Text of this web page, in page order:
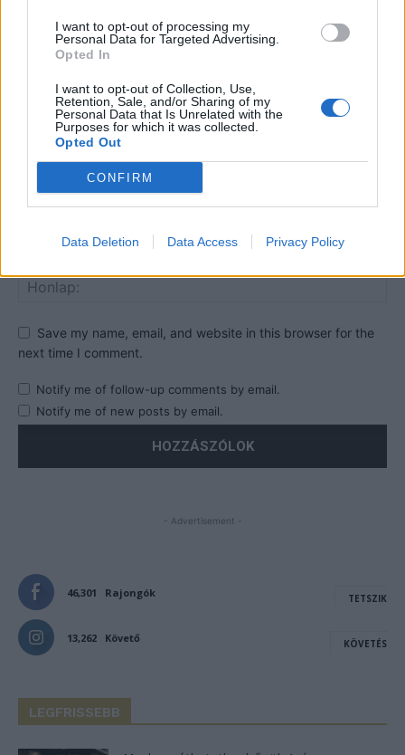
I want to opt-out of processing my
Personal Data for Targeted Advertising.
Opted In
I want to opt-out of Collection, Use,
Retention, Sale, and/or Sharing of my
Personal Data that Is Unrelated with the
Purposes for which it was collected.
Opted Out
CONFIRM
Data Deletion Data Access Privacy Policy
Save my name, email, and website in this browser for the
next time I comment.
Notify me of follow-up comments by email.
Notify me of new posts by email.
- Advertisement -
46,301 Rajongók TETSZIK
13,262 Követő KÖVETÉS
LEGFRISSEBB